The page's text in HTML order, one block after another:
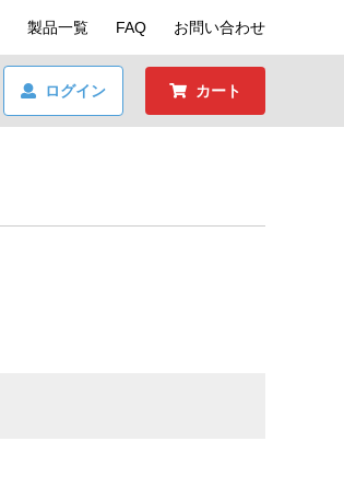
製品一覧 FAQ お問い合わせ
ログイン カート